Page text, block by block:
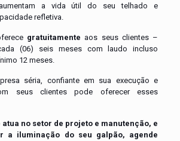
a vida útil do seu telhado e
refletiva.
gratuitamente aos seus clientes –
(06) seis meses com laudo incluso
12 meses.
séria, confiante em sua execução e
seus clientes pode oferecer esses
no setor de projeto e manutenção, e
a iluminação do seu galpão, agende